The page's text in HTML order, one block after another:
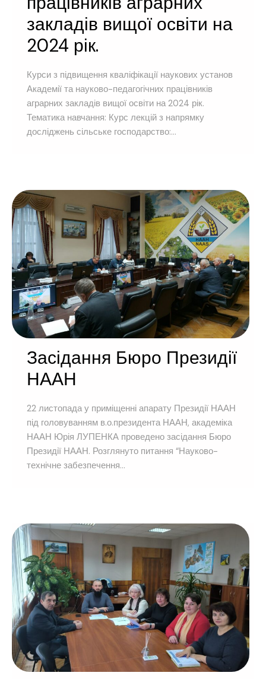
закладів вищої освіти на
2024 рік.
Курси з підвищення кваліфікації наукових установ
Академії та науково-педагогічних працівників
аграрних закладів вищої освіти на 2024 рік.
Тематика навчання: Курс лекцій з напрямку
досліджень сільське господарство:...
Засідання Бюро Президії
НААН
22 листопада у приміщенні апарату Президії НААН
під головуванням в.о.президента НААН, академіка
НААН Юрія ЛУПЕНКА проведено засідання Бюро
Президії НААН. Розглянуто питання “Науково-
технічне забезпечення...